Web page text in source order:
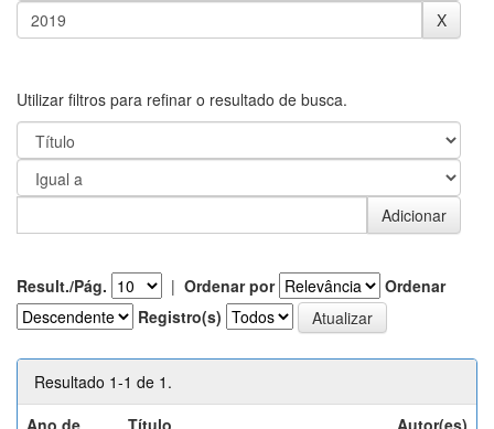
Utilizar filtros para refinar o resultado de busca.
Result./Pág. | Ordenar por
Ordenar
Registro(s)
Resultado 1-1 de 1.
Ano de
Título Autor(es)